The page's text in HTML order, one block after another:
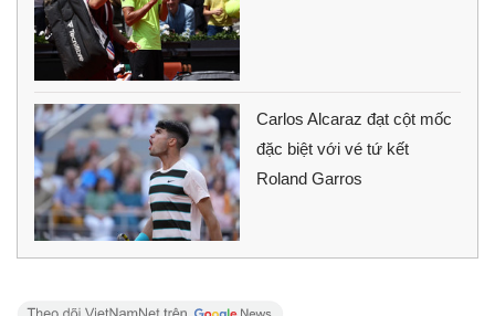
Carlos Alcaraz đạt cột mốc
đặc biệt với vé tứ kết
Roland Garros